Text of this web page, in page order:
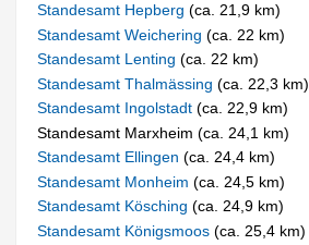
Standesamt Hepberg(ca. 21,9 km)
Standesamt Weichering(ca. 22 km)
Standesamt Lenting(ca. 22 km)
Standesamt Thalmässing(ca. 22,3 km)
Standesamt Ingolstadt(ca. 22,9 km)
Standesamt Marxheim (ca. 24,1 km)
Standesamt Ellingen(ca. 24,4 km)
Standesamt Monheim(ca. 24,5 km)
Standesamt Kösching(ca. 24,9 km)
Standesamt Königsmoos(ca. 25,4 km)